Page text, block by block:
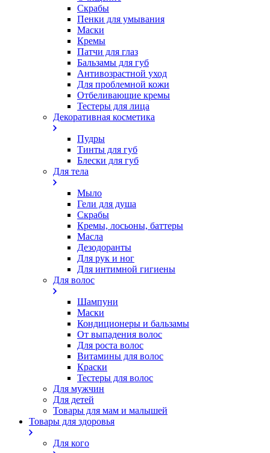
Скрабы
Пенки для умывания
Маски
Кремы
Патчи для глаз
Бальзамы для губ
Антивозрастной уход
Для проблемной кожи
Oтбеливающие кремы
Тестеры для лица
Декоративная косметика
Пудры
Тинты для губ
Блески для губ
Для тела
Мыло
Гели для душа
Скрабы
Кремы, лосьоны, баттеры
Масла
Дезодоранты
Для рук и ног
Для интимной гигиены
Для волос
Шампуни
Маски
Кондиционеры и бальзамы
От выпадения волос
Для роста волос
Витамины для волос
Краски
Тестеры для волос
Для мужчин
Для детей
Товары для мам и малышей
Товары для здоровья
Для кого